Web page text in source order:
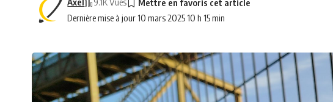
Dernière mise à jour 10 mars 2025 10 h 15 min